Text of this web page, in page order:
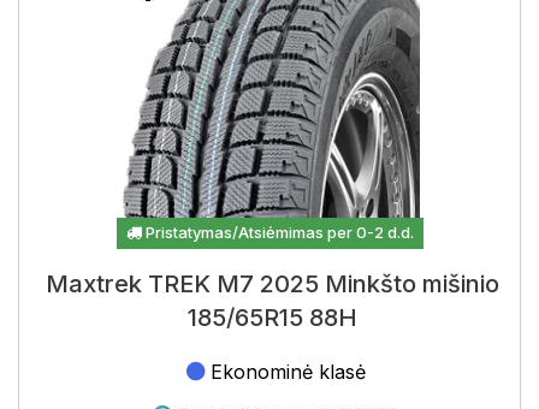
Pristatymas/Atsiėmimas per 0-2 d.d.
Maxtrek TREK M7 2025 Minkšto mišinio
185/65R15 88H
Ekonominė klasė